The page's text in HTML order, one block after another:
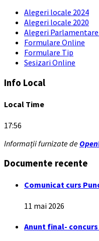
Alegeri locale 2024
Alegeri locale 2020
Alegeri Parlamentare
Formulare Online
Formulare Tip
Sesizari Online
Info Local
Local Time
17:56
Informații furnizate de
Documente recente
Comunicat curs
11 mai 2026
Anunt final-